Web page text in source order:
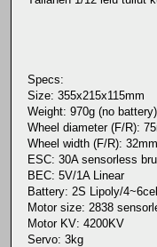
Specs:
Size: 355x215x115mm
Weight: 970g (no battery)
Wheel diameter (F/R):
Wheel width (F/R): 32mm
ESC: 30A sensorless
BEC: 5V/1A Linear
Battery: 2S Lipoly/
Motor size: 2838
Motor KV: 4200KV
Servo: 3kg